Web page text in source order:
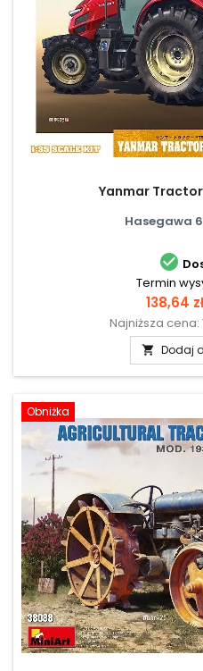
Yanmar Tractor
Hasegawa

Termin
Cena
138,64 zł
Najniższa cena:
 Dodaj
Obniżka